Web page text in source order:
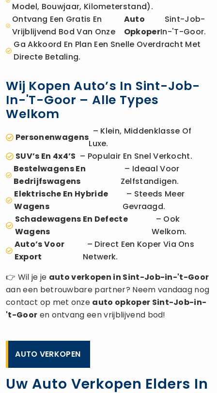
Model, Bouwjaar, Kilometerstand).
Ontvang Een Gratis En
Vrijblijvend Bod Van Onze
Auto
Opkoper
Sint-Job-
In-'t-Goor.
Ga Akkoord En Plan Een Snelle Overdracht Met
Directe Betaling.
Wij Kopen Auto’s In Sint-Job-
In-'t-Goor – Alle Types
Welkom
Personenwagens
– Klein, Middenklasse Of
Luxe.
SUV’s En 4x4’s – Populair En Snel Verkocht.
Bestelwagens En
Bedrijfswagens
– Ideaal Voor
Zelfstandigen.
Elektrische En Hybride
Wagens
– Steeds Meer
Gevraagd.
Schadewagens En Defecte
Wagens
– Ook
Welkom.
Auto’s Voor
Export
– Direct Een Koper Via Ons
Netwerk.
👉 Wil je je auto verkopen in Sint-Job-in-'t-Goor
aan een betrouwbare partner? Neem vandaag nog
contact op met onze auto opkoper Sint-Job-in-
't-Goor en ontvang een vrijblijvend bod!
AUTO VERKOPEN
Uw Auto Verkopen Elders In